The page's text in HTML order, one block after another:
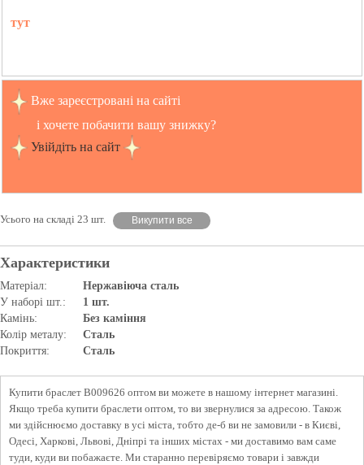
тут
Вже зареєстровані на сайті
і хочете побачити вашу знижку?
Увійдіть на сайт
Усього на складі 23 шт. Викупити все
Характеристики
Матеріал:
Нержавіюча сталь
У наборі шт.:
1 шт.
Камінь:
Без каміння
Колір металу:
Сталь
Покриття:
Сталь
Купити браслет B009626 оптом ви можете в нашому інтернет магазині.
Якщо треба купити браслети оптом, то ви звернулися за адресою. Також
ми здійснюємо доставку в усі міста, тобто де-б ви не замовили - в Києві,
Одесі, Харкові, Львові, Дніпрі та інших містах - ми доставимо вам саме
туди, куди ви побажаєте. Ми старанно перевіряємо товари і завжди